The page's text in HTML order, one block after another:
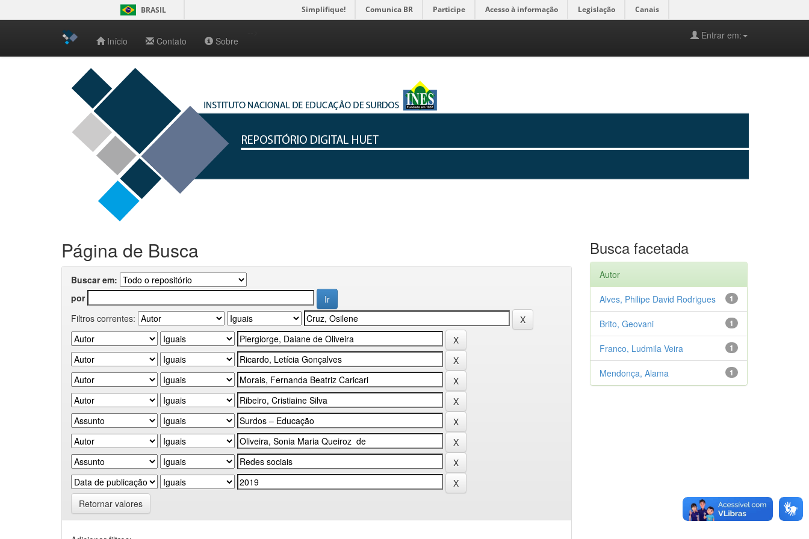
navigation
BRASIL Simplifique! Comunica BR Participe Acesso à informação Legislação Canais
Início Contato Sobre Entrar em:
Página de Busca
Buscar em:
por
Filtros correntes:
Retornar valores
Busca facetada
Autor
1
Alves, Philipe David Rodrigues
1
Brito, Geovani
1
Franco, Ludmila Veira
1
Mendonça, Alama